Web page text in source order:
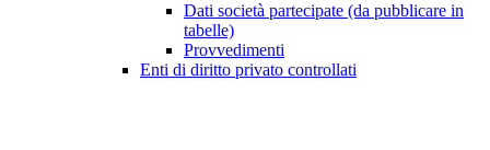
Dati società partecipate (da pubblicare in
tabelle)
Provvedimenti
Enti di diritto privato controllati